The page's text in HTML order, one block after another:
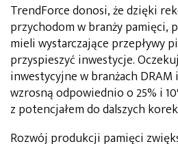
TrendForce donosi, że dzięki
przychodom w branży pamięci,
mieli wystarczające przepływy
przyspieszyć inwestycje.
inwestycyjne w branżach DRAM
wzrosną odpowiednio o 25% i
z potencjałem do dalszych
Rozwój produkcji pamięci